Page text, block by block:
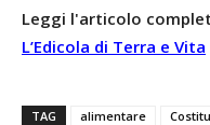
Leggi l'articolo
L’Edicola di Terra e Vita
TAG alimentare